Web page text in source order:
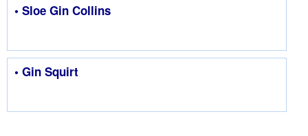
• Sloe Gin Collins
• Gin Squirt